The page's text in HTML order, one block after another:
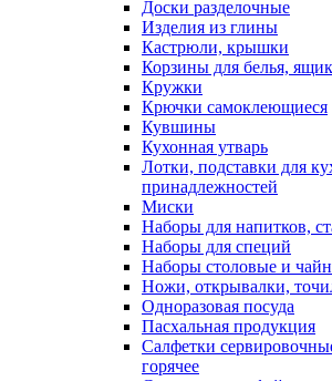
Доски разделочные
Изделия из глины
Кастрюли, крышки
Корзины для белья,
Кружки
Крючки самоклеющиеся
Кувшины
Кухонная утварь
Лотки, подставки для
принадлежностей
Миски
Наборы для напитков,
Наборы для специй
Наборы столовые и
Ножи, открывалки,
Одноразовая посуда
Пасхальная продукция
Салфетки
горячее